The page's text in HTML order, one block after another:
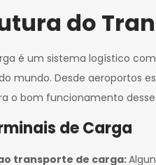
do
é um sistema logístico
mundo. Desde aeroportos
o bom funcionamento
de Carga
transporte de carga: